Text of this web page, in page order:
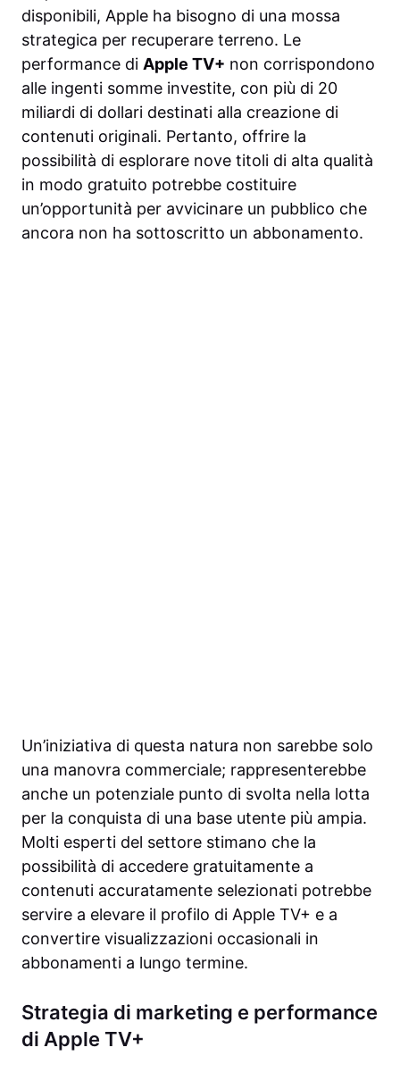
disponibili, Apple ha bisogno di una mossa
strategica per recuperare terreno. Le
performance di Apple TV+ non corrispondono
alle ingenti somme investite, con più di 20
miliardi di dollari destinati alla creazione di
contenuti originali. Pertanto, offrire la
possibilità di esplorare nove titoli di alta qualità
in modo gratuito potrebbe costituire
un’opportunità per avvicinare un pubblico che
ancora non ha sottoscritto un abbonamento.
Un’iniziativa di questa natura non sarebbe solo
una manovra commerciale; rappresenterebbe
anche un potenziale punto di svolta nella lotta
per la conquista di una base utente più ampia.
Molti esperti del settore stimano che la
possibilità di accedere gratuitamente a
contenuti accuratamente selezionati potrebbe
servire a elevare il profilo di Apple TV+ e a
convertire visualizzazioni occasionali in
abbonamenti a lungo termine.
Strategia di marketing e performance
di Apple TV+